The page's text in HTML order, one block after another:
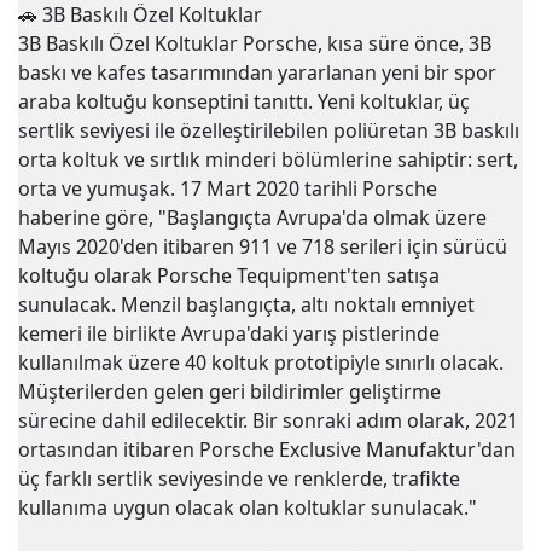
🚗 3B Baskılı Özel Koltuklar
3B Baskılı Özel Koltuklar Porsche, kısa süre önce, 3B
baskı ve kafes tasarımından yararlanan yeni bir spor
araba koltuğu konseptini tanıttı. Yeni koltuklar, üç
sertlik seviyesi ile özelleştirilebilen poliüretan 3B baskılı
orta koltuk ve sırtlık minderi bölümlerine sahiptir: sert,
orta ve yumuşak. 17 Mart 2020 tarihli Porsche
haberine göre, "Başlangıçta Avrupa'da olmak üzere
Mayıs 2020'den itibaren 911 ve 718 serileri için sürücü
koltuğu olarak Porsche Tequipment'ten satışa
sunulacak. Menzil başlangıçta, altı noktalı emniyet
kemeri ile birlikte Avrupa'daki yarış pistlerinde
kullanılmak üzere 40 koltuk prototipiyle sınırlı olacak.
Müşterilerden gelen geri bildirimler geliştirme
sürecine dahil edilecektir. Bir sonraki adım olarak, 2021
ortasından itibaren Porsche Exclusive Manufaktur'dan
üç farklı sertlik seviyesinde ve renklerde, trafikte
kullanıma uygun olacak olan koltuklar sunulacak."